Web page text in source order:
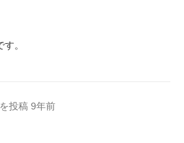
。
投稿 9年前